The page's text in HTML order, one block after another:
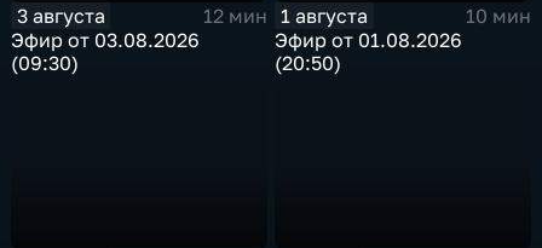
3 августа
12 мин
Эфир от 03.08.2026
(09:30)
1 августа
10 мин
Эфир от 01.08.2026
(20:50)